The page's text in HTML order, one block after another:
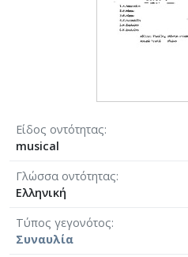
Είδος οντότητας
musical
Γλώσσα οντότητας
Ελληνική
Τύπος γεγονότος
Συναυλία